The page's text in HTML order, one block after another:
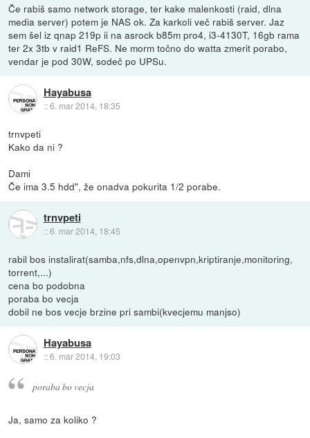
Če rabiš samo network storage, ter kake malenkosti (raid, dlna
media server) potem je NAS ok. Za karkoli več rabiš server. Jaz
sem šel iz qnap 219p ii na asrock b85m pro4, i3-4130T, 16gb rama
ter 2x 3tb v raid1 ReFS. Ne morm točno do watta zmerit porabo,
vendar je pod 30W, sodeč po UPSu.
Hayabusa
::6. mar 2014, 18:35
trnvpeti
Kako da ni ?
Dami
Če ima 3.5 hdd", že onadva pokurita 1/2 porabe.
trnvpeti
::6. mar 2014, 18:45
rabil bos instalirat(samba,nfs,dlna,openvpn,kriptiranje,monitoring,
torrent,...)
cena bo podobna
poraba bo vecja
dobil ne bos vecje brzine pri sambi(kvecjemu manjso)
Hayabusa
::6. mar 2014, 19:03
poraba bo vecja
Ja, samo za koliko ?